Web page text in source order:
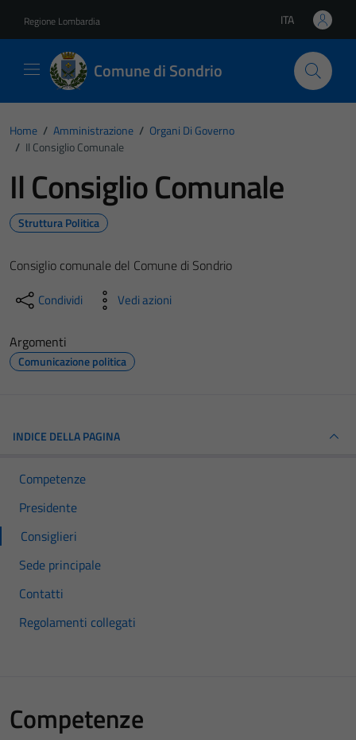
Regione Lombardia Lingua attiva:
ITA
Comune di Sondrio
Home / Amministrazione / Organi Di Governo
/ Il Consiglio Comunale
Il Consiglio Comunale
Struttura Politica
Consiglio comunale del Comune di Sondrio
Condividi Vedi azioni
Argomenti
Comunicazione politica
INDICE DELLA PAGINA
Competenze
Presidente
Consiglieri
Sede principale
Contatti
Regolamenti collegati
Competenze